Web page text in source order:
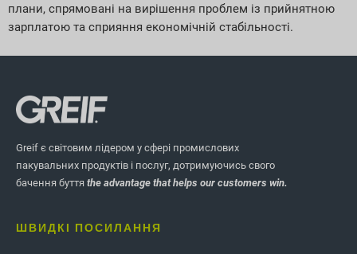
плани, спрямовані на вирішення проблем із прийнятною
зарплатою та сприяння економічній стабільності.
Greif є світовим лідером у сфері промислових
пакувальних продуктів і послуг, дотримуючись свого
бачення буття the advantage that helps our customers win.
ШВИДКІ ПОСИЛАННЯ